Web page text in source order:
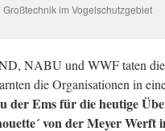
Großtechnik im Vogelschutzgebiet
NABU und WWF taten
die Organisationen in
der Ems für die heutige
von der Meyer Werft